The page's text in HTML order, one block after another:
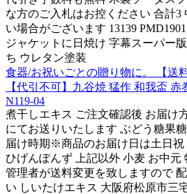
な方のご入札はお控ください 合計3
い場合がございます 13139
ジャケットに日焼け 字幕スーパー
ち ウレタン塗装
食器/お祝いごとの贈り物に。 【送
【代引不可】九谷焼 猛作 和我盃 赤
N119-04
煮干しエキス ご注文確認後 お届け
にてお送りいたします ぶどう糖果
届け時期※商品のお届け日は土日祝
ひげんぽんず 上記以外 小麦 お中元
管理者が送料変更を致しますので
い しいたけエキス 大阪府松原市三